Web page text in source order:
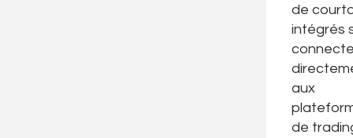
de
intégrés
aux
de